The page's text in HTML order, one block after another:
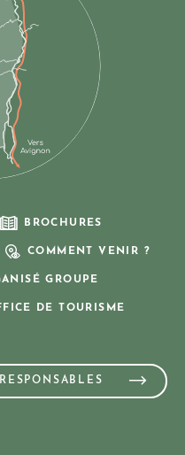
BROCHURES
COMMENT VENIR ?
GROUPE
DE TOURISME